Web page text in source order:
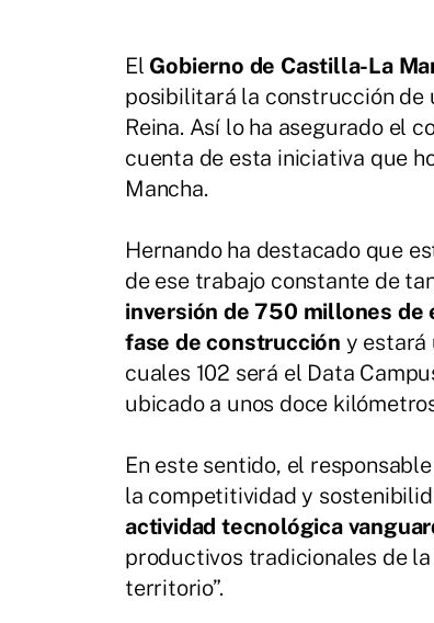
El Gobierno de Castilla-La
posibilitará la construcción de
Reina. Así lo ha asegurado el
cuenta de esta iniciativa que
Mancha.
Hernando ha destacado que
de ese trabajo constante de
inversión de 750 millones de
fase de construcción y estará
cuales 102 será el Data
ubicado a unos doce
En este sentido, el
la competitividad y
actividad tecnológica
productivos tradicionales de
territorio”.